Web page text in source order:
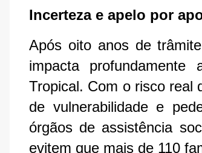
Incerteza e apelo por
Após oito anos de
impacta
Tropical. Com o risco real
de vulnerabilidade e
órgãos de assistência
evitem que mais de 110